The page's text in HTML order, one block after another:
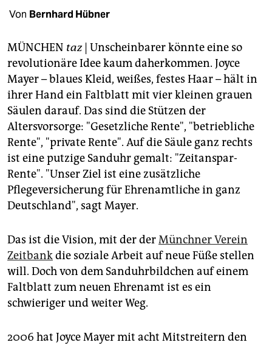
shop
fragen & hilfe
unterstützen
abo
genossenschaft
epaper login
Von Bernhard Hübner
MÜNCHEN taz| Unscheinbarer könnte eine so
revolutionäre Idee kaum daherkommen. Joyce
Mayer – blaues Kleid, weißes, festes Haar – hält in
ihrer Hand ein Faltblatt mit vier kleinen grauen
Säulen darauf. Das sind die Stützen der
Altersvorsorge: "Gesetzliche Rente", "betriebliche
Rente", "private Rente". Auf die Säule ganz rechts
ist eine putzige Sanduhr gemalt: "Zeitanspar-
Rente". "Unser Ziel ist eine zusätzliche
Pflegeversicherung für Ehrenamtliche in ganz
Deutschland", sagt Mayer.
Das ist die Vision, mit der derMünchner Verein
Zeitbankdie soziale Arbeit auf neue Füße stellen
will. Doch von dem Sanduhrbildchen auf einem
Faltblatt zum neuen Ehrenamt ist es ein
schwieriger und weiter Weg.
2006 hat Joyce Mayer mit acht Mitstreitern den